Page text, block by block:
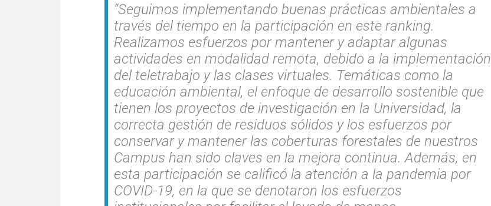
“Seguimos implementando buenas prácticas ambientales a
través del tiempo en la participación en este ranking.
Realizamos esfuerzos por mantener y adaptar algunas
actividades en modalidad remota, debido a la implementación
del teletrabajo y las clases virtuales. Temáticas como la
educación ambiental, el enfoque de desarrollo sostenible que
tienen los proyectos de investigación en la Universidad, la
correcta gestión de residuos sólidos y los esfuerzos por
conservar y mantener las coberturas forestales de nuestros
Campus han sido claves en la mejora continua. Además, en
esta participación se calificó la atención a la pandemia por
COVID-19, en la que se denotaron los esfuerzos